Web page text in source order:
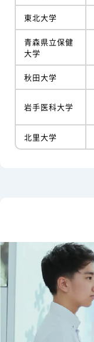
東北大学
青森県立保健
大学
秋田大学
岩手医科大学
北里大学